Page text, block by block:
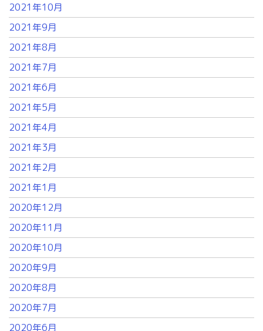
2021年10月
2021年9月
2021年8月
2021年7月
2021年6月
2021年5月
2021年4月
2021年3月
2021年2月
2021年1月
2020年12月
2020年11月
2020年10月
2020年9月
2020年8月
2020年7月
2020年6月